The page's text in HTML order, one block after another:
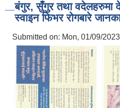
बंगुर, सुँगुर तथा वदेलहरुमा
स्वाइन फिभर रोगबारे
Submitted on: Mon, 01/09/